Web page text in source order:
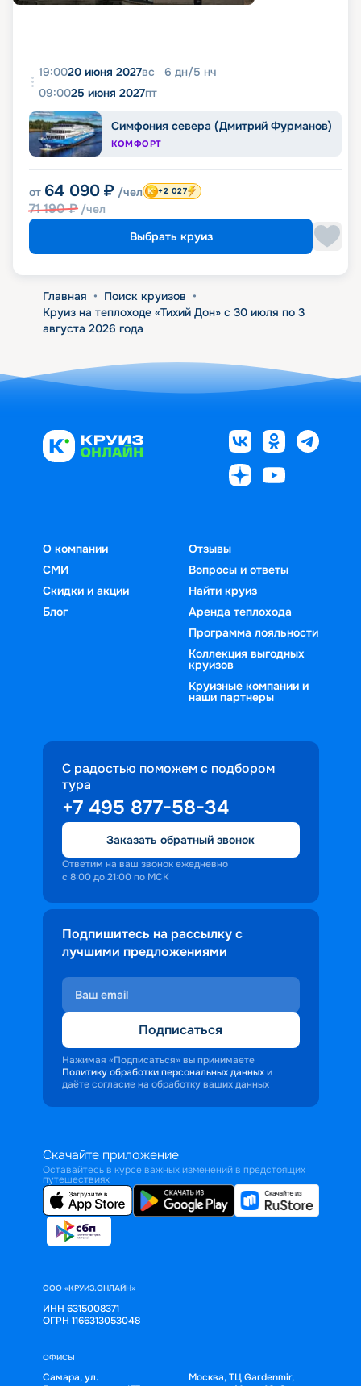
19:0020 июня 2027вс 6 дн/5 нч
09:0025 июня 2027пт
Симфония севера (Дмитрий Фурманов)
КОМФОРТ
от 64 090 ₽ /чел
71 190₽ /чел
+2 027
Выбрать круиз
Главная • Поиск круизов •
Круиз на теплоходе «Тихий Дон» с 30 июля по 3
августа 2026 года
О компании
СМИ
Скидки и акции
Блог
Отзывы
Вопросы и ответы
Найти круиз
Аренда теплохода
Программа лояльности
Коллекция выгодных
круизов
Круизные компании и
наши партнеры
С радостью поможем с подбором
тура
+7 495 877-58-34
Заказать обратный звонок
Ответим на ваш звонок ежедневно
с 8:00 до 21:00 по МСК
Подпишитесь на рассылку с
лучшими предложениями
Подписаться
Нажимая «Подписаться» вы принимаете
Политику обработки персональных данных и
даёте согласие на обработку ваших данных
Скачайте приложение
Оставайтесь в курсе важных изменений в предстоящих
путешествиях
ООО «КРУИЗ.ОНЛАЙН»
ИНН 6315008371
ОГРН 1166313053048
ОФИСЫ
Самара, ул.
Москва, ТЦ Gardenmir,